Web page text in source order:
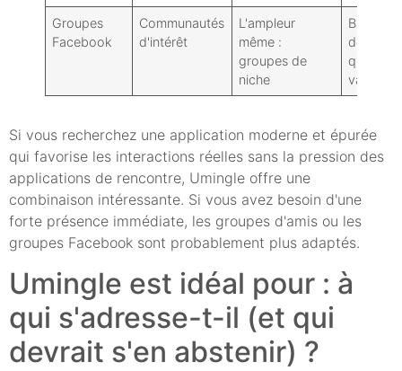
Groupes
Facebook
Communautés
d'intérêt
L'ampleur
même :
groupes de
niche
Bruit de
qualité
variable
Si vous recherchez une application moderne et épurée
qui favorise les interactions réelles sans la pression des
applications de rencontre, Umingle offre une
combinaison intéressante. Si vous avez besoin d'une
forte présence immédiate, les groupes d'amis ou les
groupes Facebook sont probablement plus adaptés.
Umingle est idéal pour : à
qui s'adresse-t-il (et qui
devrait s'en abstenir) ?